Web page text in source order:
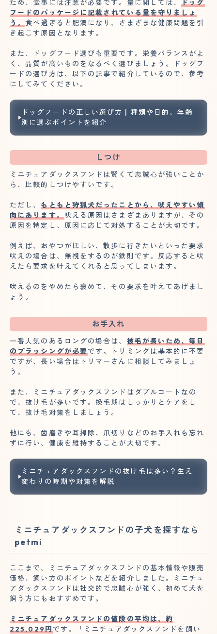
ため、食事には注意が必要です。量に関しては、
ドッグ
フードのパッケージに記載されている量を守りましょ
う。食べ過ぎると肥満になり、さまざまな健康問題を引
き起こす原因となります。
また、ドッグフード選びも重要です。栄養バランスがよ
く、品質が高いものをなるべく選びましょう。ドッグフ
ードの選び方は、以下の記事で紹介しているので、参考
にしてみてください。
ドッグフードの正しい選び方 | 種類や目的、年齢
別に選ぶポイントを紹介
しつけ
ミニチュアダックスフンドは賢くて忠誠心が強いことか
ら、比較的しつけやすいです。
ただし、 もともと狩猟犬だったことから、吠えやすい傾
向にあります。 吠える原因はさまざまありますが、その
原因を特定し、原因に応じて対処することが大切です。
例えば、おやつがほしい、散歩に行きたいといった要求
吠えの場合は、無視をするのが鉄則です。反応すると吠
えたら要求を叶えてくれると思ってしまいます。
吠えるのをやめたら褒めて、その要求を叶えてあげまし
ょう。
お手入れ
一番人気のあるロングの場合は、 被毛が長いため、毎日
のブラッシングが必要 です。トリミングは基本的に不要
ですが、長い場合はトリマーさんに相談してみましょ
う。
また、ミニチュアダックスフンドはダブルコートなの
で、抜け毛が多いです。換毛期はしっかりとケアをし
て、抜け毛対策をしましょう。
他にも、歯磨きや耳掃除、爪切りなどのお手入れも忘れ
ずに行い、健康を維持することが大切です。
ミニチュアダックスフンドの抜け毛は多い？生え
変わりの時期や対策を解説
ミニチュアダックスフンドの子犬を探すなら
petmi
ここまで、ミニチュアダックスフンドの基本情報や販売
価格、飼い方のポイントなどを紹介しました。ミニチュ
アダックスフンドは社交的で忠誠心が強く、初めて犬を
飼う方にもおすすめです。
ミニチュアダックスフンドの値段の平均は、約
225,029円 です。「ミニチュアダックスフンドを飼い